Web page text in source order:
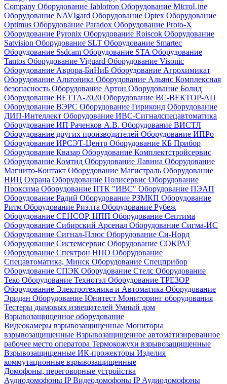
Company Оборудование Jablotron Оборудование MicroLine
Оборудование NAVIgard Оборудование Optex Оборудование
Optimus Оборудование Paradox Оборудование Proto-X
Оборудование Pyronix Оборудование Roiscok Оборудование
Satvision Оборудование SLT Оборудование Smartec
Оборудование Ssdcam Оборудование STA Оборудование
Tantos Оборудование Viguard Оборудование Visonic
Оборудование Аврора-БиНиБ Оборудование Агрохимикат
Оборудование Альтоника Оборудование Альянс Комплексная
безопасность Оборудование Артон Оборудование Болид
Оборудование ВЕТТА-2020 Оборудование ВС-ВЕКТОР-АП
Оборудование ВЭРС Оборудование Гириконд Оборудование
ДИП-Интеллект Оборудование ИВС-Сигналспецавтоматика
Оборудование ИП Раченков А.В. Оборудование ВИСТЛ
Оборудование других производителей Оборудование ИПРо
Оборудование ИРСЭТ-Центр Оборудование КБ Прибор
Оборудование Квазар Оборудование Комплектстройсервис
Оборудование Комтид Оборудование Лавина Оборудование
Магнито-Контакт Оборудование Магистраль Оборудование
НИЦ Охрана Оборудование Полисервис Оборудование
Проксима Оборудование ПТК "ИВС" Оборудование ПЭАП
Оборудование Радий Оборудование РЗМКП Оборудование
Ритм Оборудование Риэлта Оборудование Рубеж
Оборудование СЕНСОР, НПП Оборудование Септима
Оборудование Сибирский Арсенал Оборудование Сигма-ИС
Оборудование Сигнал-Плюс Оборудование Си-Норд
Оборудование Системсервис Оборудование СОКРАТ
Оборудование Спектрон НПО Оборудование
Спецавтоматика, Минск Оборудование Спецприбор
Оборудование СПЭК Оборудование Стелс Оборудование
Теко Оборудование Технотэл Оборудование ТРЕЗОР
Оборудование Электротехника и Автоматика Оборудование
Эридан Оборудование Юнитест Мониторинг оборудования
Тестеры дымовых извещателей Умный дом
Взрывозащищенное оборудование
Видеокамеры взрывозащищенные Мониторы
взрывозащищенные Взрывозащищенное автоматизированное
рабочее место оператора Термокожухи взрывозащищенные
Взрывозащищенные ИК-прожекторы Изделия
коммутационные взрывозащищенные
Домофоны, переговорные устройства
Аудиодомофоны IPВидеодомофоны IP Аудиодомофоны